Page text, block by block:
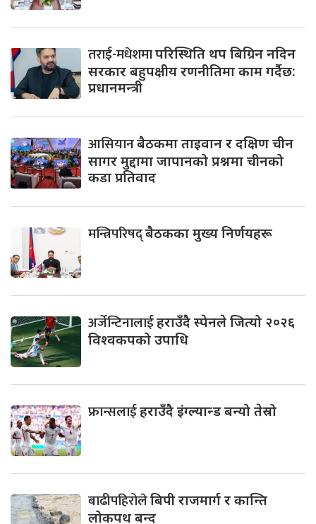
तराई-मधेशमापरिस्थिति थप बिग्रिन नदिन
सरकार बहुपक्षीय रणनीतिमा काम गर्दैछ:
प्रधानमन्त्री
आसियानबैठकमा ताइवान र दक्षिण चीन
सागर मुद्दामा जापानको प्रश्नमा चीनको
कडा प्रतिवाद
मन्त्रिपरिषद्बैठकका मुख्य निर्णयहरू
अर्जेन्टिनालाईहराउँदै स्पेनले जित्यो २०२६
विश्वकपको उपाधि
फ्रान्सलाईहराउँदै इंग्ल्यान्ड बन्यो तेस्रो
बाढीपहिरोलेबिपी राजमार्ग र कान्ति
लोकपथ बन्द